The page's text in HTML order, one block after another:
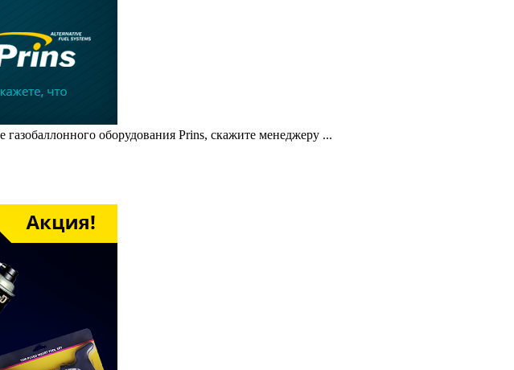
оборудования Prins, скажите менеджеру ...